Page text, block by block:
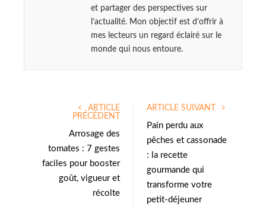
et partager des perspectives sur
l’actualité. Mon objectif est d’offrir à
mes lecteurs un regard éclairé sur le
monde qui nous entoure.
ARTICLE
PRÉCÉDENT
Arrosage des
tomates : 7 gestes
faciles pour booster
goût, vigueur et
récolte
ARTICLE SUIVANT
Pain perdu aux
pêches et cassonade
: la recette
gourmande qui
transforme votre
petit-déjeuner